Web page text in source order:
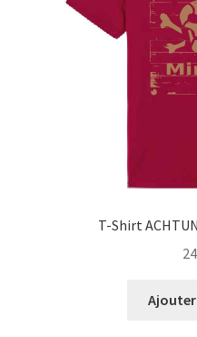
T-Shirt